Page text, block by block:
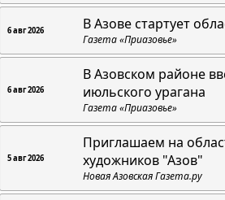
6 авг 2026 В Азове стартует
Газета «Приазовье»
6 авг 2026
В Азовском районе
июльского урагана
Газета «Приазовье»
5 авг 2026
Приглашаем на
художников "Азов"
Новая Азовская Газета.ру